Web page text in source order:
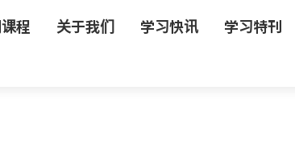
程 关于我们 学习快讯 学习特刊